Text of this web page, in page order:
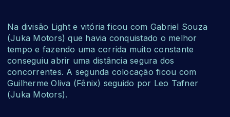
Na divisão Light e vitória ficou com Gabriel Souza
(Juka Motors) que havia conquistado o melhor
tempo e fazendo uma corrida muito constante
conseguiu abrir uma distância segura dos
concorrentes. A segunda colocação ficou com
Guilherme Oliva (Fênix) seguido por Leo Tafner
(Juka Motors).